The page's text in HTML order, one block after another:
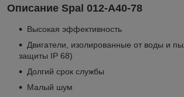
Описание Spal 012-A40-78
Высокая эффективность
Двигатели, изолированные от воды и
защиты IP 68)
Долгий срок службы
Малый шум